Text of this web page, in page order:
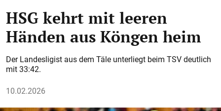
HSG kehrt mit leeren
Händen aus Köngen heim
Der Landesligist aus dem Täle unterliegt beim TSV deutlich
mit 33:42.
10.02.2026